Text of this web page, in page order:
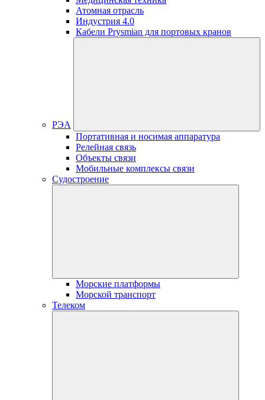
Атомная отрасль
Индустрия 4.0
Кабели Prysmian для портовых кранов
РЭА
Портативная и носимая аппаратура
Релейная связь
Объекты связи
Мобильные комплексы связи
Судостроение
Морские платформы
Морской транспорт
Телеком